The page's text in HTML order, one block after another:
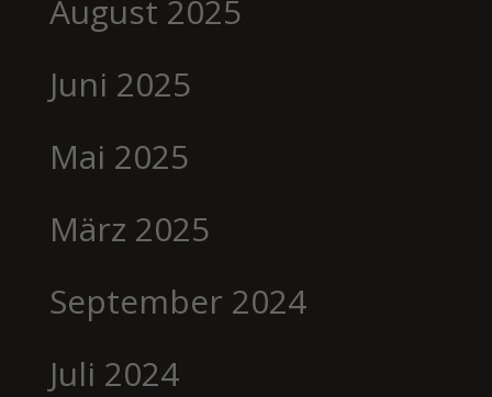
August 2025
Juni 2025
Mai 2025
März 2025
September 2024
Juli 2024